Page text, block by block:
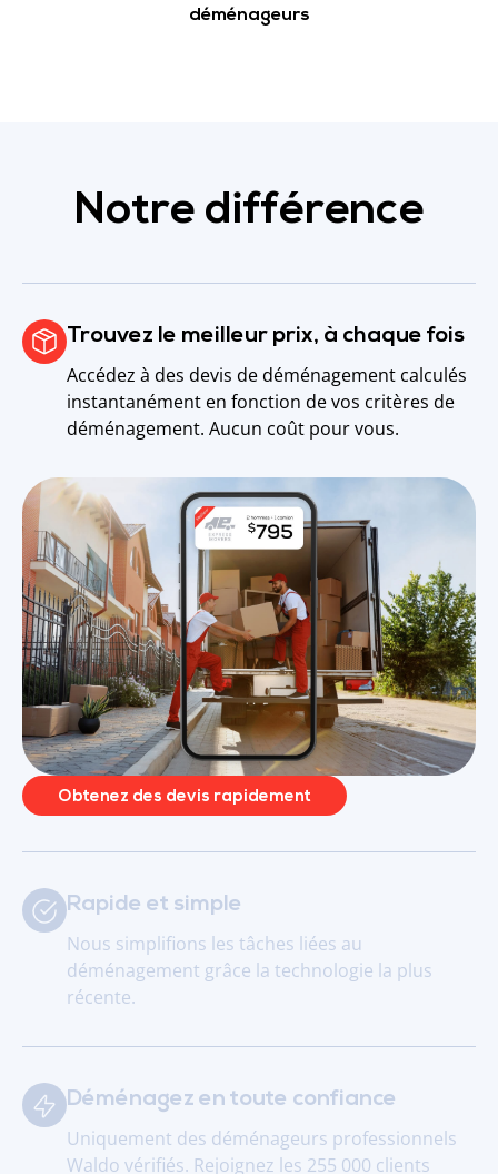
déménageurs
Notre différence
Trouvez le meilleur prix, à chaque fois
Accédez à des devis de déménagement calculés
instantanément en fonction de vos critères de
déménagement. Aucun coût pour vous.
Rapide et simple
Nous simplifions les tâches liées au
déménagement grâce la technologie la plus
récente.
Déménagez en toute confiance
Uniquement des déménageurs professionnels
Waldo vérifiés. Rejoignez les 255 000 clients
Obtenez des devis rapidement